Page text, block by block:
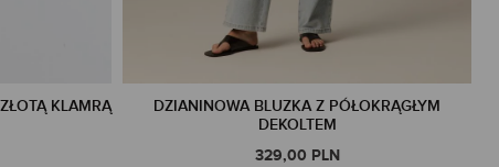
KLAMRĄ
DZIANINOWA BLUZKA Z PÓŁOKRĄGŁYM
DEKOLTEM
329,00 PLN